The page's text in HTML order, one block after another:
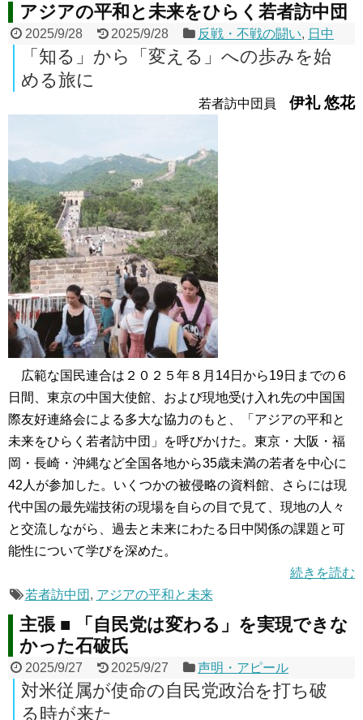
アジアの平和と未来をひらく若者訪中団
2025/9/28 2025/9/28 反戦・不戦の闘い, 日中
「知る」から「変える」への歩みを始
める旅に
若者訪中団員 伊礼 悠花
広範な国民連合は２０２５年８月14日から19日までの６
日間、東京の中国大使館、および現地受け入れ先の中国国
際友好連絡会による多大な協力のもと、「アジアの平和と
未来をひらく若者訪中団」を呼びかけた。東京・大阪・福
岡・長崎・沖縄など全国各地から35歳未満の若者を中心に
42人が参加した。いくつかの被侵略の資料館、さらには現
代中国の最先端技術の現場を自らの目で見て、現地の人々
と交流しながら、過去と未来にわたる日中関係の課題と可
能性について学びを深めた。
続きを読む
若者訪中団 , アジアの平和と未来
主張 ■ 「自民党は変わる」を実現できな
かった石破氏
2025/9/27 2025/9/27 声明・アピール
対米従属が使命の自民党政治を打ち破
る時が来た